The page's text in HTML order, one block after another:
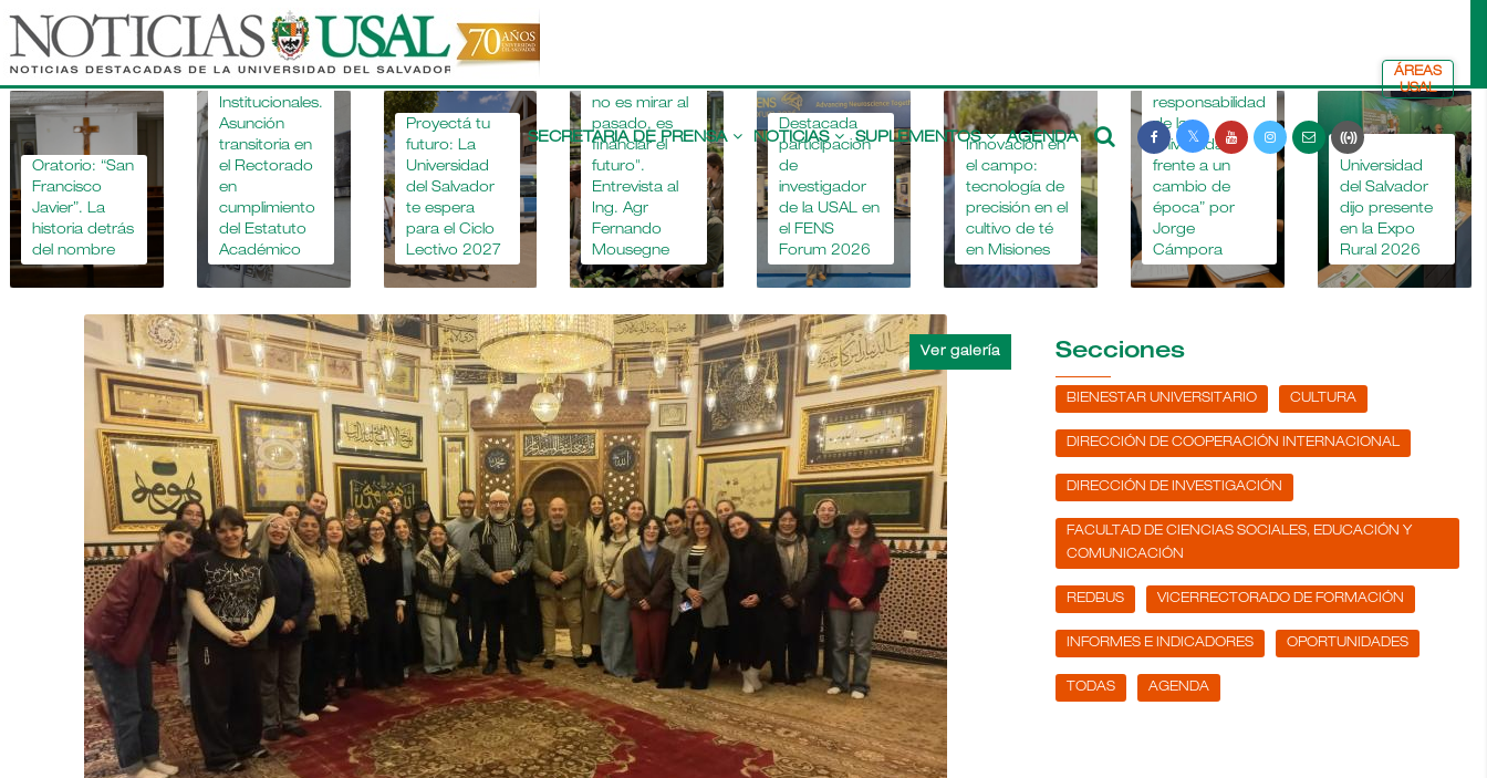
Pasar
contenido
principal
Main
navigation
SECRETARIA DE PRENSA NOTICIAS SUPLEMENTOS AGENDA
ÁREAS
USAL
Oratorio: “San
Francisco
Javier”. La
historia detrás
del nombre
Novedades
Institucionales.
Asunción
transitoria en
el Rectorado
en
cumplimiento
del Estatuto
Académico
Proyectá tu
futuro: La
Universidad
del Salvador
te espera
para el Ciclo
Lectivo 2027
agropecuaria
no es mirar al
pasado, es
financiar el
futuro".
Entrevista al
Ing. Agr
Fernando
Mousegne
Destacada
participación
de
investigador
de la USAL en
el FENS
Forum 2026
Innovación en
el campo:
tecnología de
precisión en el
cultivo de té
en Misiones
“La
responsabilidad
de la
universidad
frente a un
cambio de
época” por
Jorge
Cámpora
La
Universidad
del Salvador
dijo presente
en la Expo
Rural 2026
Secciones
BIENESTAR UNIVERSITARIO CULTURA
DIRECCIÓN DE COOPERACIÓN INTERNACIONAL
DIRECCIÓN DE INVESTIGACIÓN
FACULTAD DE CIENCIAS SOCIALES, EDUCACIÓN Y
COMUNICACIÓN
REDBUS VICERRECTORADO DE FORMACIÓN
INFORMES E INDICADORES OPORTUNIDADES
TODAS AGENDA